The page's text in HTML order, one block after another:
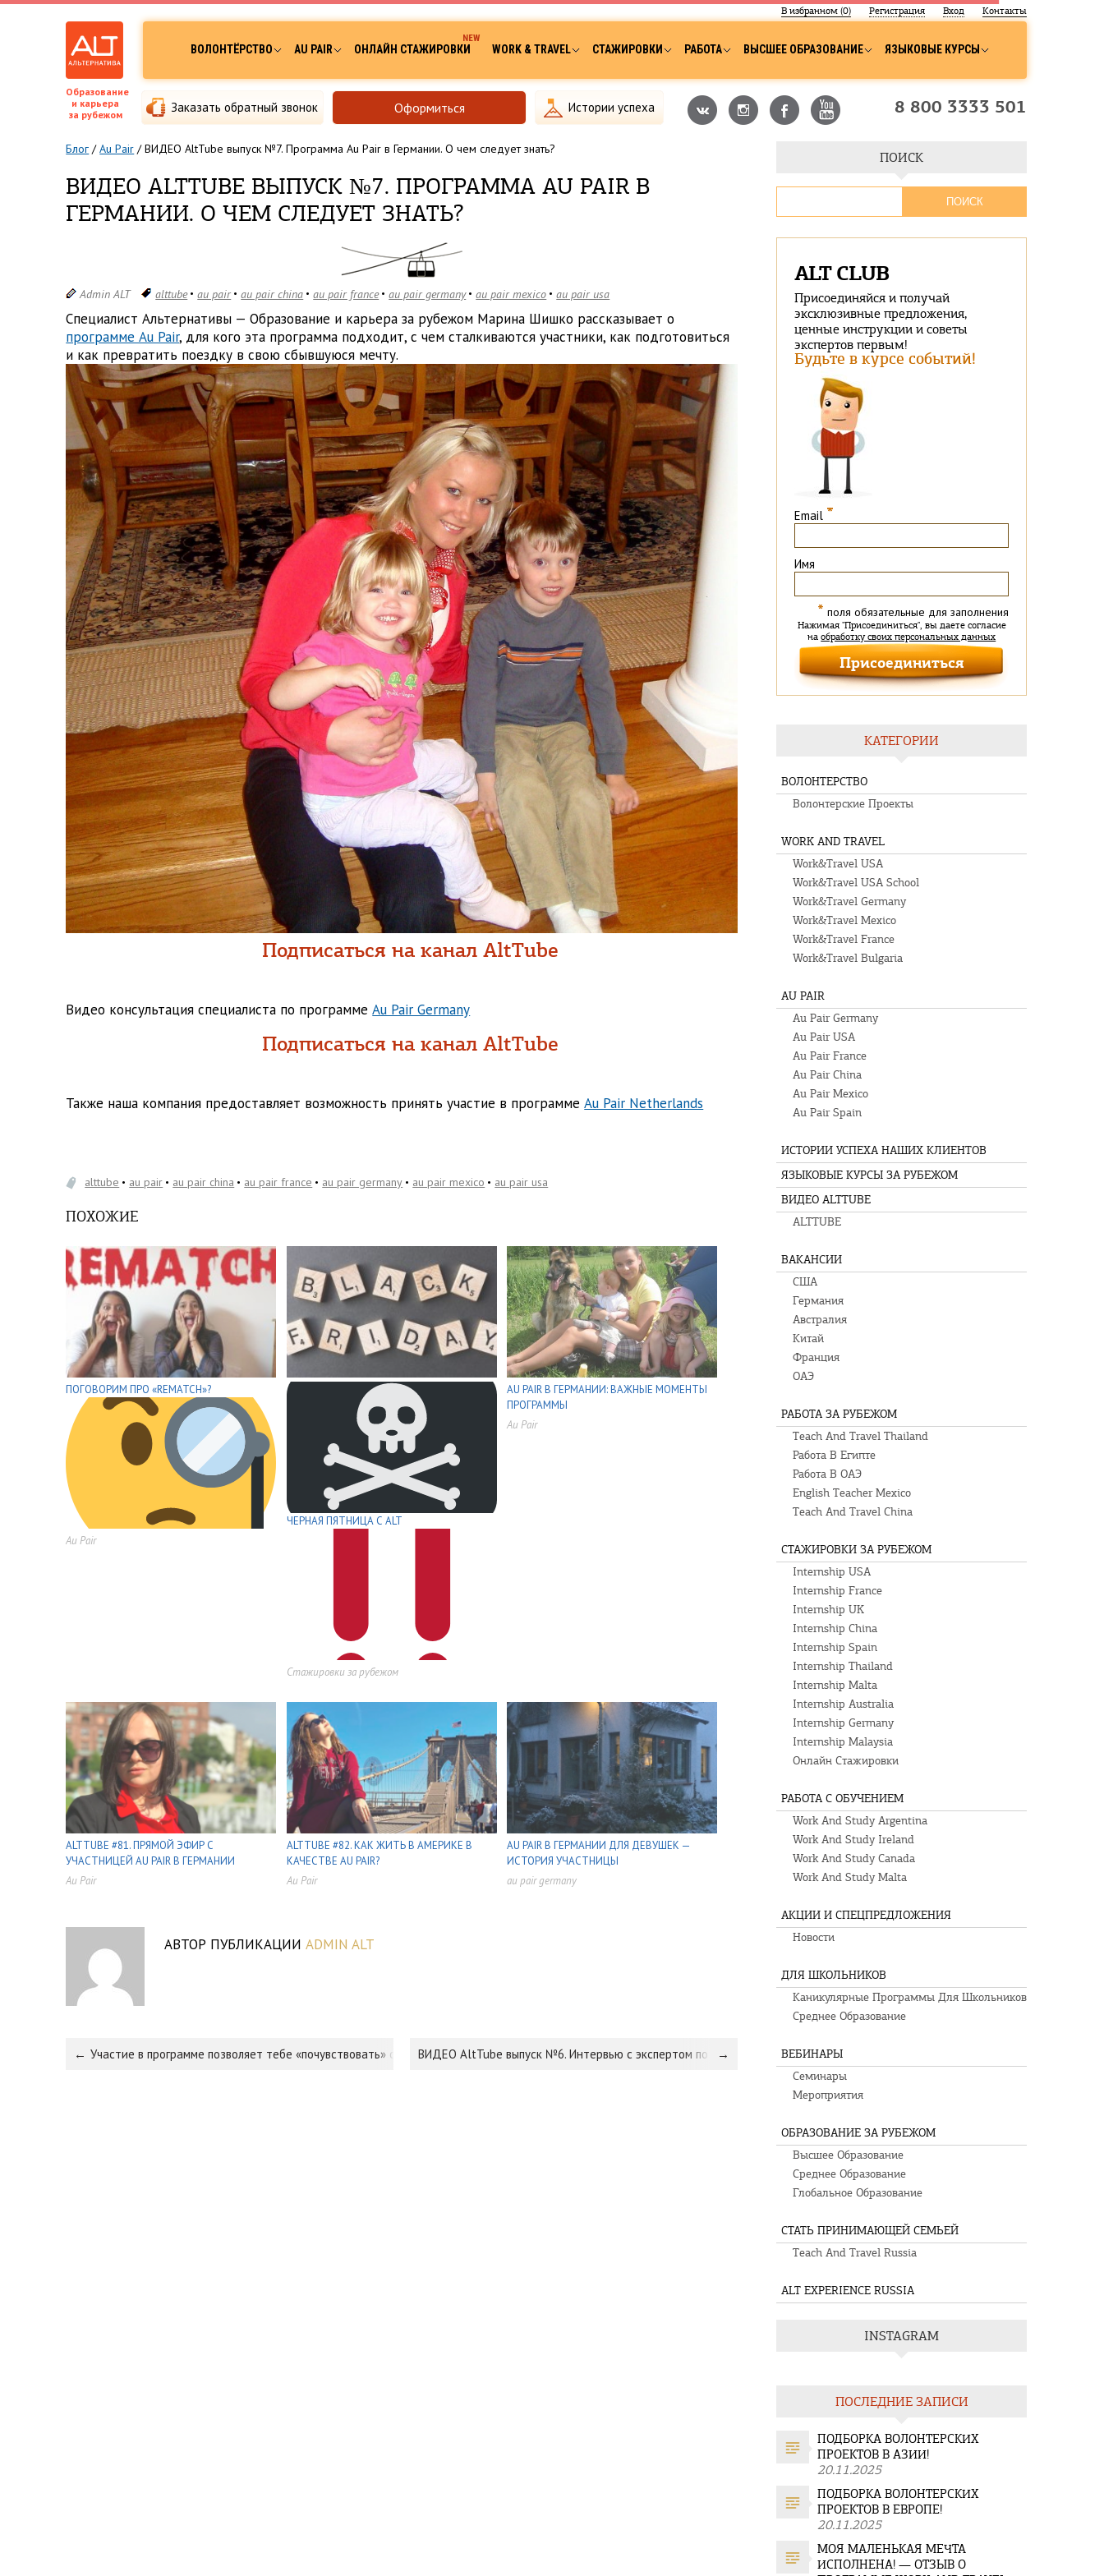
В избранном (0) Регистрация Вход Контакты
ВОЛОНТЁРСТВО AU PAIR ОНЛАЙН СТАЖИРОВКИ WORK & TRAVEL СТАЖИРОВКИ РАБОТА ВЫСШЕЕ ОБРАЗОВАНИЕ ЯЗЫКОВЫЕ КУРСЫ
Образование
и карьера
за рубежом
Заказать обратный звонок Оформиться Истории успеха 8 800 3333 501
Блог /Au Pair /ВИДЕО AltTube выпуск №7. Программа Au Pair в Германии. О чем следует знать?
ВИДЕО ALTTUBE ВЫПУСК №7. ПРОГРАММА AU PAIR В
ГЕРМАНИИ. О ЧЕМ СЛЕДУЕТ ЗНАТЬ?
Admin ALT alttube au pair au pair china au pair france au pair germany au pair mexico au pair usa
Специалист Альтернативы — Образование и карьера за рубежом Марина Шишко рассказывает о
программе Au Pair, для кого эта программа подходит, с чем сталкиваются участники, как подготовиться
и как превратить поездку в свою сбывшуюся мечту.
Подписаться на канал AltTube
Видео консультация специалиста по программеAu Pair Germany
Подписаться на канал AltTube
Также наша компания предоставляет возможность принять участие в программеAu Pair Netherlands
alttube au pair au pair china au pair france au pair germany au pair mexico au pair usa
ПОХОЖИЕ
ПОГОВОРИМ ПРО «REMATCH»?
Au Pair
ЧЕРНАЯ ПЯТНИЦА С ALT
Стажировки за рубежом
AU PAIR В ГЕРМАНИИ: ВАЖНЫЕ МОМЕНТЫ
ПРОГРАММЫ
Au Pair
ALTTUBE #81. ПРЯМОЙ ЭФИР С
УЧАСТНИЦЕЙ AU PAIR В ГЕРМАНИИ
Au Pair
ALTTUBE #82. КАК ЖИТЬ В АМЕРИКЕ В
КАЧЕСТВЕ AU PAIR?
Au Pair
AU PAIR В ГЕРМАНИИ ДЛЯ ДЕВУШЕК —
ИСТОРИЯ УЧАСТНИЦЫ
au pair germany
АВТОР ПУБЛИКАЦИИADMIN ALT
Участие в программе позволяет тебе «почувствовать» себя частью французского обществаВИДЕО AltTube выпуск №6. Интервью с экспертом по трудоустройству в Китае.
ПОИСК
ALT CLUB
Присоединяйся и получай
эксклюзивные предложения,
ценные инструкции и советы
экспертов первым!
Будьте в курсе событий!
Email *
Имя
* поля обязательные для заполнения
Нажимая "Присоединиться", вы даете согласие
наобработку своих персональных данных
КАТЕГОРИИ
ВОЛОНТЕРСТВО
Волонтерские Проекты
WORK AND TRAVEL
Work&Travel USA
Work&Travel USA School
Work&Travel Germany
Work&Travel Mexico
Work&Travel France
Work&Travel Bulgaria
AU PAIR
Au Pair Germany
Au Pair USA
Au Pair France
Au Pair China
Au Pair Mexico
Au Pair Spain
ИСТОРИИ УСПЕХА НАШИХ КЛИЕНТОВ
ЯЗЫКОВЫЕ КУРСЫ ЗА РУБЕЖОМ
ВИДЕО ALTTUBE
ALTTUBE
ВАКАНСИИ
США
Германия
Австралия
Китай
Франция
ОАЭ
РАБОТА ЗА РУБЕЖОМ
Teach And Travel Thailand
Работа В Египте
Работа В ОАЭ
English Teacher Mexico
Teach And Travel China
СТАЖИРОВКИ ЗА РУБЕЖОМ
Internship USA
Internship France
Internship UK
Internship China
Internship Spain
Internship Thailand
Internship Malta
Internship Australia
Internship Germany
Internship Malaysia
Онлайн Стажировки
РАБОТА С ОБУЧЕНИЕМ
Work And Study Argentina
Work And Study Ireland
Work And Study Canada
Work And Study Malta
АКЦИИ И СПЕЦПРЕДЛОЖЕНИЯ
Новости
ДЛЯ ШКОЛЬНИКОВ
Каникулярные Программы Для Школьников
Среднее Образование
ВЕБИНАРЫ
Семинары
Мероприятия
ОБРАЗОВАНИЕ ЗА РУБЕЖОМ
Высшее Образование
Среднее Образование
Глобальное Образование
СТАТЬ ПРИНИМАЮЩЕЙ СЕМЬЕЙ
Teach And Travel Russia
ALT EXPERIENCE RUSSIA
INSTAGRAM
ПОСЛЕДНИЕ ЗАПИСИ
ПОДБОРКА ВОЛОНТЕРСКИХ
ПРОЕКТОВ В АЗИИ!
20.11.2025
ПОДБОРКА ВОЛОНТЕРСКИХ
ПРОЕКТОВ В ЕВРОПЕ!
20.11.2025
МОЯ МАЛЕНЬКАЯ МЕЧТА
ИСПОЛНЕНА! — ОТЗЫВ О